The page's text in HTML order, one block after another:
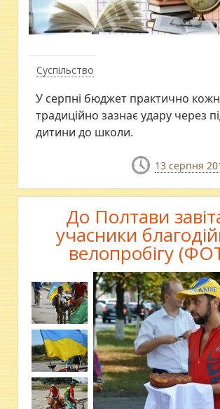
Суспільство
У серпні бюджет практично
традиційно зазнає удару через
дитини до школи.
13 серпня
До Полтави
учасники
велопробігу